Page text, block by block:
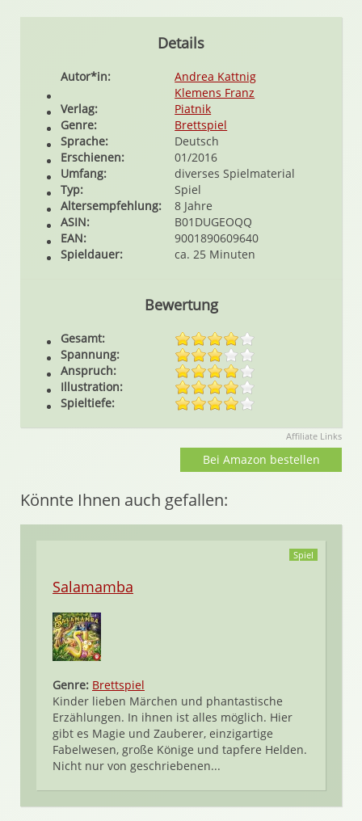
Details
Autor*in:
Andrea Kattnig
Klemens Franz
Verlag:
Piatnik
Genre:
Brettspiel
Sprache:
Deutsch
Erschienen:
01/2016
Umfang:
diverses Spielmaterial
Typ:
Spiel
Altersempfehlung:
8 Jahre
ASIN:
B01DUGEOQQ
EAN:
9001890609640
Spieldauer:
ca. 25 Minuten
Bewertung
Gesamt:
Spannung:
Anspruch:
Illustration:
Spieltiefe:
Affiliate Links
Bei Amazon bestellen
Könnte Ihnen auch gefallen:
Spiel
Salamamba
Genre: Brettspiel
Kinder lieben Märchen und phantastische
Erzählungen. In ihnen ist alles möglich. Hier
gibt es Magie und Zauberer, einzigartige
Fabelwesen, große Könige und tapfere Helden.
Nicht nur von geschriebenen...